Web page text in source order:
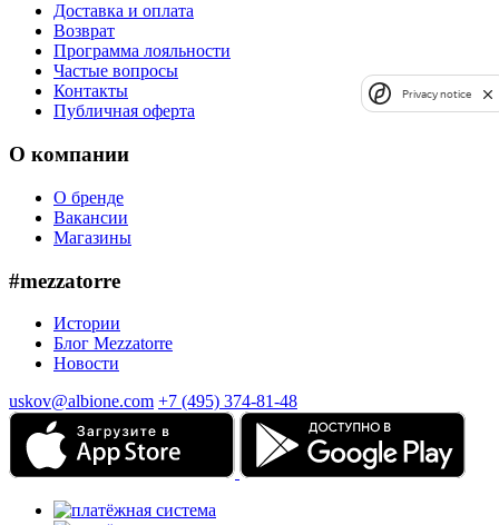
Доставка и оплата
Возврат
Программа лояльности
Частые вопросы
Контакты
Публичная оферта
О компании
О бренде
Вакансии
Магазины
#mezzatorre
Истории
Блог Mezzatorre
Новости
uskov@albione.com +7 (495) 374-81-48
Privacy notice